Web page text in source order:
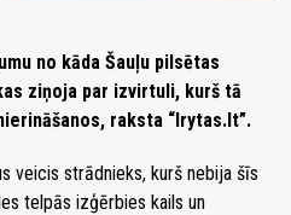
no kāda Šauļu pilsētas
ziņoja par izvirtuli, kurš tā
raksta “lrytas.lt”.
veicis strādnieks, kurš nebija šīs
telpās izģērbies kails un